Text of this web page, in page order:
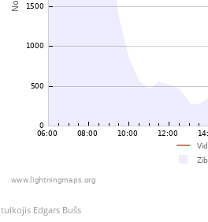
tulkojis Edgars Bušs